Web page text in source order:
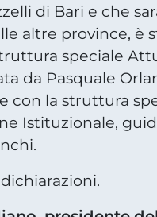
di Bari e che
altre province, è
speciale
da Pasquale
con la struttura
Istituzionale,